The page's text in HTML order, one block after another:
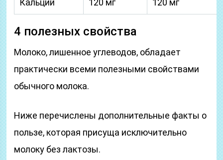
Кальций 120 мг 120 мг
4 полезных свойства
Молоко, лишенное углеводов, обладает
практически всеми полезными свойствами
обычного молока.
Ниже перечислены дополнительные факты о
пользе, которая присуща исключительно
молоку без лактозы.